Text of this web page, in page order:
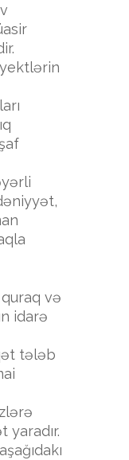
və
idarə
tələb
yaradır.